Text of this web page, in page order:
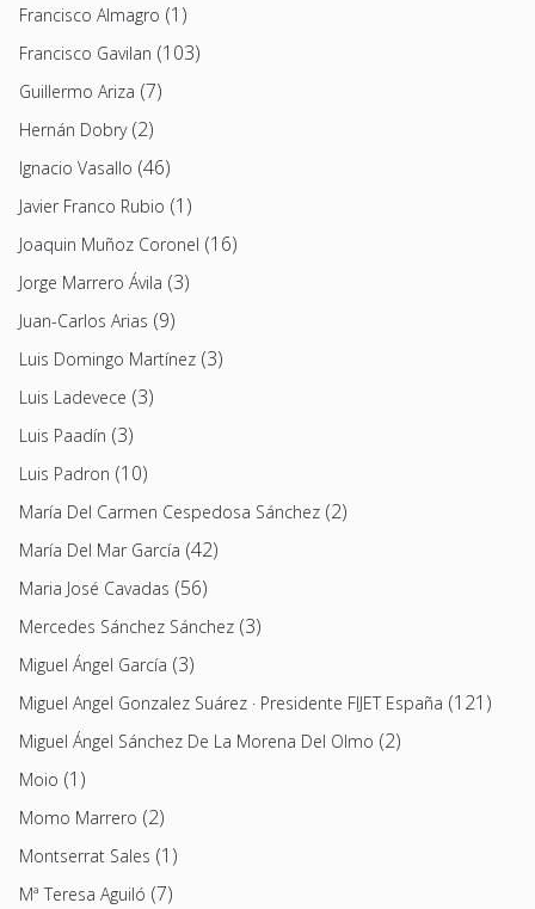
Francisco Almagro (1)
Francisco Gavilan (103)
Guillermo Ariza (7)
Hernán Dobry(2)
Ignacio Vasallo (46)
Javier Franco Rubio (1)
Joaquin Muñoz Coronel (16)
Jorge Marrero Ávila (3)
Juan-Carlos Arias (9)
Luis Domingo Martínez (3)
Luis Ladevece (3)
Luis Paadín (3)
Luis Padron (10)
María Del Carmen Cespedosa Sánchez (2)
María Del Mar García (42)
Maria José Cavadas (56)
Mercedes Sánchez Sánchez (3)
Miguel Ángel García (3)
Miguel Angel Gonzalez Suárez · Presidente FIJET España (121)
Miguel Ángel Sánchez De La Morena Del Olmo (2)
Moio (1)
Momo Marrero (2)
Montserrat Sales (1)
Mª Teresa Aguiló (7)